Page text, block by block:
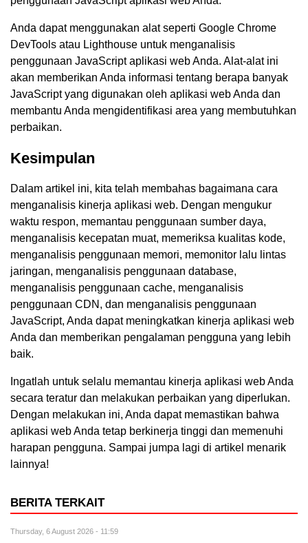
Anda dapat menggunakan alat seperti Google Chrome
DevTools atau Lighthouse untuk menganalisis
penggunaan JavaScript aplikasi web Anda. Alat-alat ini
akan memberikan Anda informasi tentang berapa banyak
JavaScript yang digunakan oleh aplikasi web Anda dan
membantu Anda mengidentifikasi area yang membutuhkan
perbaikan.
Kesimpulan
Dalam artikel ini, kita telah membahas bagaimana cara
menganalisis kinerja aplikasi web. Dengan mengukur
waktu respon, memantau penggunaan sumber daya,
menganalisis kecepatan muat, memeriksa kualitas kode,
menganalisis penggunaan memori, memonitor lalu lintas
jaringan, menganalisis penggunaan database,
menganalisis penggunaan cache, menganalisis
penggunaan CDN, dan menganalisis penggunaan
JavaScript, Anda dapat meningkatkan kinerja aplikasi web
Anda dan memberikan pengalaman pengguna yang lebih
baik.
Ingatlah untuk selalu memantau kinerja aplikasi web Anda
secara teratur dan melakukan perbaikan yang diperlukan.
Dengan melakukan ini, Anda dapat memastikan bahwa
aplikasi web Anda tetap berkinerja tinggi dan memenuhi
harapan pengguna. Sampai jumpa lagi di artikel menarik
lainnya!
BERITA TERKAIT
Thursday, 6 August 2026 - 11:59